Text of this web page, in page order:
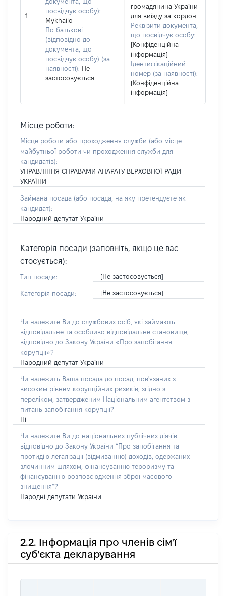
1
посвідчує особу):
Mykhailo
По батькові
(відповідно до
документа, що
посвідчує особу) (за
наявності): Не
застосовується
громадянина України
для виїзду за кордон
Реквізити документа,
що посвідчує особу:
[Конфіденційна
інформація]
Ідентифікаційний
номер (за наявності):
[Конфіденційна
інформація]
Місце роботи:
Місце роботи або проходження служби (або місце
майбутньої роботи чи проходження служби для
кандидатів):
УПРАВЛІННЯ СПРАВАМИ АПАРАТУ ВЕРХОВНОЇ РАДИ
УКРАЇНИ
Займана посада (або посада, на яку претендуєте як
кандидат):
Народний депутат України
Категорія посади (заповніть, якщо це вас
стосується):
Тип посади: [Не застосовується]
Категорія посади: [Не застосовується]
Чи належите Ви до службових осіб, які займають
відповідальне та особливо відповідальне становище,
відповідно до Закону України «Про запобігання
корупції»?
Народний депутат України
Чи належить Ваша посада до посад, пов'язаних з
високим рівнем корупційних ризиків, згідно з
переліком, затвердженим Національним агентством з
питань запобігання корупції?
Ні
Чи належите Ви до національних публічних діячів
відповідно до Закону України “Про запобігання та
протидію легалізації (відмиванню) доходів, одержаних
злочинним шляхом, фінансуванню тероризму та
фінансуванню розповсюдження зброї масового
знищення”?
Народні депутати України
2.2. Інформація про членів сім'ї
суб'єкта декларування